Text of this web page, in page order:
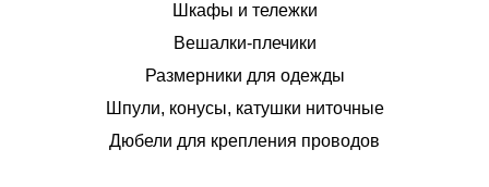
Шкафы и тележки
Вешалки-плечики
Размерники для одежды
Шпули, конусы, катушки ниточные
Дюбели для крепления проводов